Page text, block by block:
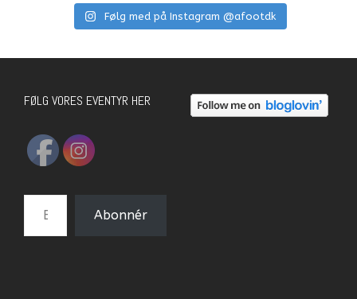
Følg med på Instagram @afootdk
FØLG VORES EVENTYR HER
E-mail-adresse
Abonnér